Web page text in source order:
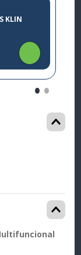
KLIN